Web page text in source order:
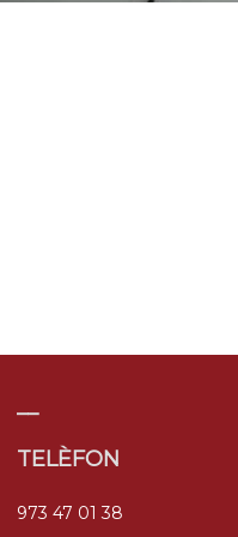
__
TELÈFON
973 47 01 38